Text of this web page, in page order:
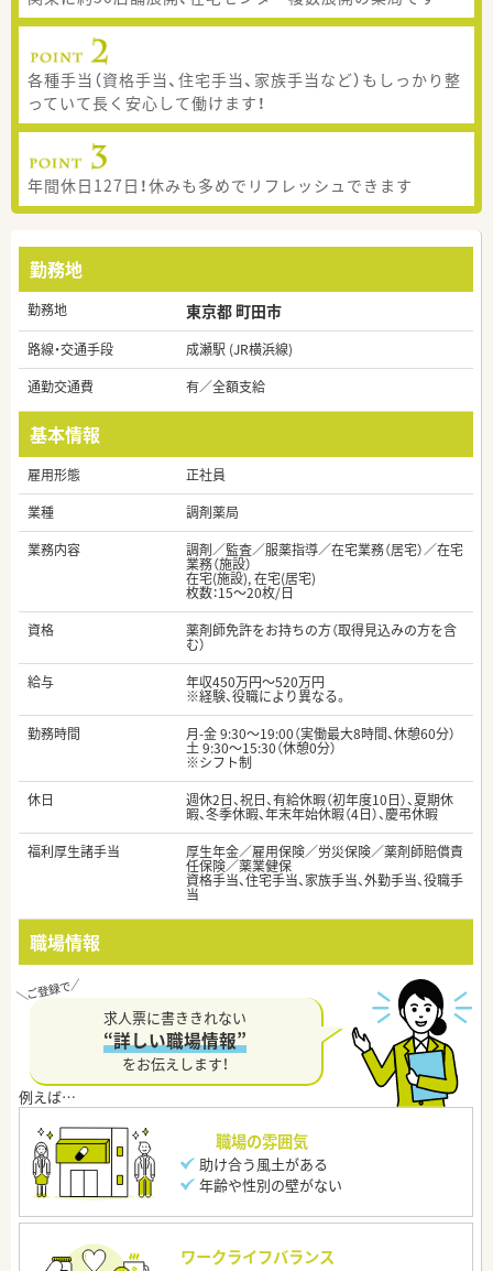
各種手当（資格手当、住宅手当、家族手当など）もしっかり整
っていて長く安心して働けます！
年間休日127日！休みも多めでリフレッシュできます
勤務地
勤務地 東京都 町田市
路線・交通手段
成瀬駅 (JR横浜線)
通勤交通費
有／全額支給
基本情報
雇用形態
正社員
業種
調剤薬局
業務内容
調剤／監査／服薬指導／在宅業務（居宅）／在宅
業務（施設）
在宅(施設), 在宅(居宅)
枚数：15～20枚/日
資格
薬剤師免許をお持ちの方（取得見込みの方を含
む）
給与
年収450万円～520万円
※経験、役職により異なる。
勤務時間
月-金 9:30～19:00（実働最大8時間、休憩60分）
土 9:30～15:30（休憩0分）
※シフト制
休日
週休2日、祝日、有給休暇（初年度10日）、夏期休
暇、冬季休暇、年末年始休暇（4日）、慶弔休暇
福利厚生諸手当
厚生年金／雇用保険／労災保険／薬剤師賠償責
任保険／薬業健保
資格手当、住宅手当、家族手当、外勤手当、役職手
当
職場情報
求人票に書ききれない
“詳しい職場情報”
をお伝えします！
職場の雰囲気
助け合う風土がある
年齢や性別の壁がない
ワークライフバランス